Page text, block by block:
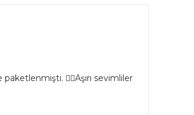
👌🏻Aşırı sevimliler